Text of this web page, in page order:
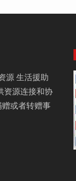
源 生活援助
资源连接和协
或者转赠事